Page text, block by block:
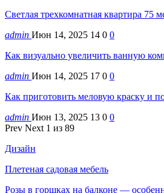
Светлая трехкомнатная квартира
admin Июн 14, 2025 14 0 0
Как визуально увеличить ванную
admin Июн 14, 2025 17 0 0
Как приготовить меловую краску и
admin Июн 13, 2025 13 0 0
Prev Next 1 из 89
Дизайн
Плетеная садовая мебель
Розы в горшках на балконе —